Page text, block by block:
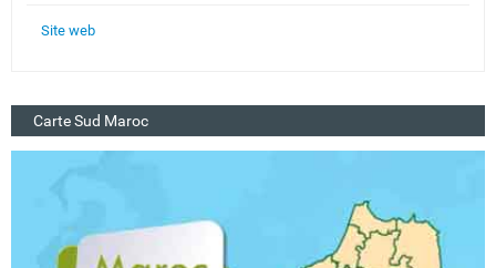
Site web
Carte Sud Maroc